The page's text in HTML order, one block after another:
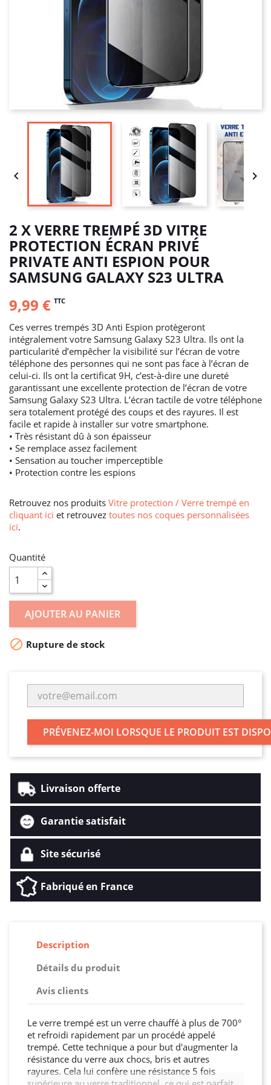
 
2 X VERRE TREMPÉ 3D VITRE
PROTECTION ÉCRAN PRIVÉ
PRIVATE ANTI ESPION POUR
SAMSUNG GALAXY S23 ULTRA
9,99 € TTC
Ces verres trempés 3D Anti Espion protègeront
intégralement votre Samsung Galaxy S23 Ultra. Ils ont la
particularité d’empêcher la visibilité sur l’écran de votre
téléphone des personnes qui ne sont pas face à l’écran de
celui-ci. Ils ont la certificat 9H, c’est-à-dire une dureté
garantissant une excellente protection de l’écran de votre
Samsung Galaxy S23 Ultra. L’écran tactile de votre téléphone
sera totalement protégé des coups et des rayures. Il est
facile et rapide à installer sur votre smartphone.
• Très résistant dû à son épaisseur
• Se remplace assez facilement
• Sensation au toucher imperceptible
• Protection contre les espions
Retrouvez nos produits Vitre protection / Verre trempé en
cliquant ici et retrouvez toutes nos coques personnalisées
ici.
Quantité
AJOUTER AU PANIER
 Rupture de stock
PRÉVENEZ-MOI LORSQUE LE PRODUIT EST
Livraison offerte
Garantie satisfait
Site sécurisé
Fabriqué en France
Description
Détails du produit
Avis clients
Le verre trempé est un verre chauffé à plus de 700°
et refroidi rapidement par un procédé appelé
trempé. Cette technique a pour but d'augmenter la
résistance du verre aux chocs, bris et autres
rayures. Cela lui confère une résistance 5 fois